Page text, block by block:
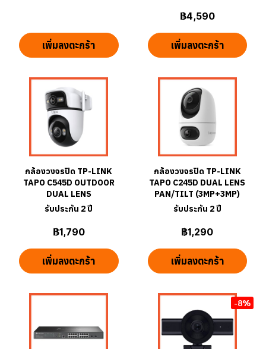
เพิ่มลงตะกร้า
฿4,590
เพิ่มลงตะกร้า
กล้องวงจรปิด TP-LINK
TAPO C545D OUTDOOR
DUAL LENS
รับประกัน 2 ปี
฿1,790
เพิ่มลงตะกร้า
กล้องวงจรปิด TP-LINK
TAPO C245D DUAL LENS
PAN/TILT (3MP+3MP)
รับประกัน 2 ปี
฿1,290
เพิ่มลงตะกร้า
-8%